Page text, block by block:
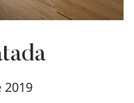
2019